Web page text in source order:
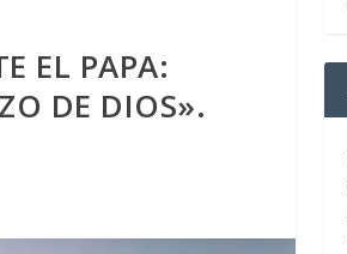
EL PAPA:
DE DIOS».